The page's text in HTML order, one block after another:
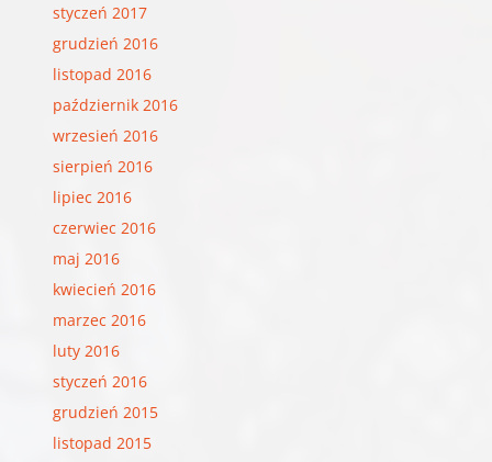
styczeń 2017
grudzień 2016
listopad 2016
październik 2016
wrzesień 2016
sierpień 2016
lipiec 2016
czerwiec 2016
maj 2016
kwiecień 2016
marzec 2016
luty 2016
styczeń 2016
grudzień 2015
listopad 2015